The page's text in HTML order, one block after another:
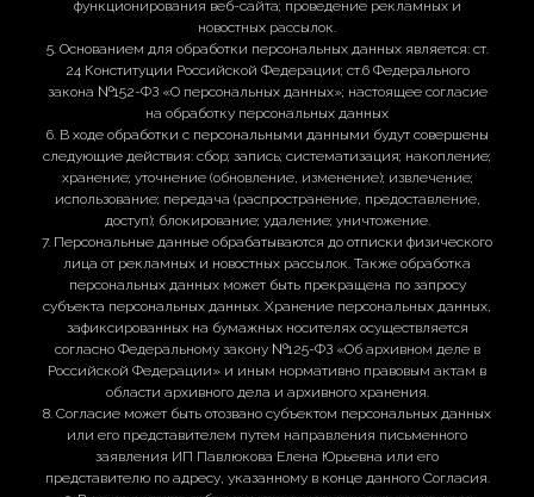
функционирования веб-сайта; проведение рекламных и
новостных рассылок.
5. Основанием для обработки персональных данных является: ст.
24 Конституции Российской Федерации; ст.6 Федерального
закона №152-ФЗ «О персональных данных»; настоящее согласие
на обработку персональных данных
6. В ходе обработки с персональными данными будут совершены
следующие действия: сбор; запись; систематизация; накопление;
хранение; уточнение (обновление, изменение); извлечение;
использование; передача (распространение, предоставление,
доступ); блокирование; удаление; уничтожение.
7. Персональные данные обрабатываются до отписки физического
лица от рекламных и новостных рассылок. Также обработка
персональных данных может быть прекращена по запросу
субъекта персональных данных. Хранение персональных данных,
зафиксированных на бумажных носителях осуществляется
согласно Федеральному закону №125-ФЗ «Об архивном деле в
Российской Федерации» и иным нормативно правовым актам в
области архивного дела и архивного хранения.
8. Согласие может быть отозвано субъектом персональных данных
или его представителем путем направления письменного
заявления ИП Павлюкова Елена Юрьевна или его
представителю по адресу, указанному в конце данного Согласия.